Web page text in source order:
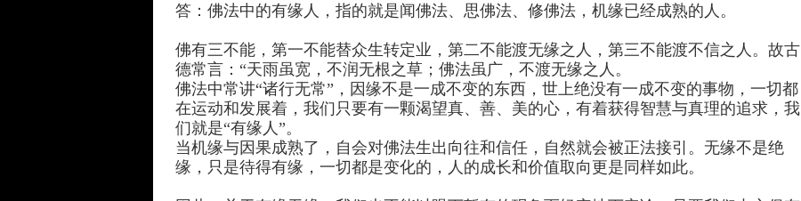
答：佛法中的有缘人，指的就是闻佛法、思佛法、修佛法，机缘已经成熟的人。
佛有三不能，第一不能替众生转定业，第二不能渡无缘之人，第三不能渡不信之人。故古
德常言：“天雨虽宽，不润无根之草；佛法虽广，不渡无缘之人。
佛法中常讲“诸行无常”，因缘不是一成不变的东西，世上绝没有一成不变的事物，一切都
在运动和发展着，我们只要有一颗渴望真、善、美的心，有着获得智慧与真理的追求，我
们就是“有缘人”。
当机缘与因果成熟了，自会对佛法生出向往和信任，自然就会被正法接引。无缘不是绝
缘，只是待得有缘，一切都是变化的，人的成长和价值取向更是同样如此。